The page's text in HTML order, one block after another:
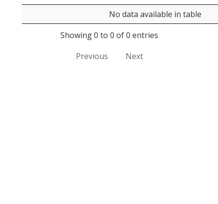
No data available in table
Showing 0 to 0 of 0 entries
Previous
Next